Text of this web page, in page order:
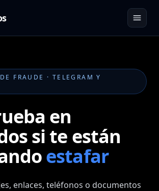
FRAUDE · TELEGRAM Y
en
si te están
estafar
enlaces, teléfonos o documentos